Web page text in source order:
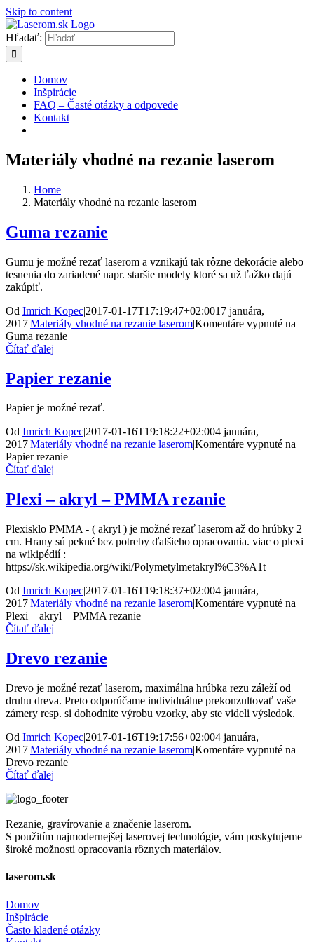
Skip to content
Hľadať:
Domov
Inšpirácie
FAQ – Časté otázky a odpovede
Kontakt
Materiály vhodné na rezanie laserom
Home
Materiály vhodné na rezanie laserom
Guma rezanie
Gumu je možné rezať laserom a vznikajú tak rôzne dekorácie alebo
tesnenia do zariadené napr. staršie modely ktoré sa už ťažko dajú
zakúpiť.
Od Imrich Kopec|2017-01-17T17:19:47+02:0017 januára,
2017|Materiály vhodné na rezanie laserom|Komentáre vypnuté na
Guma rezanie
Čítať ďalej
Papier rezanie
Papier je možné rezať.
Od Imrich Kopec|2017-01-16T19:18:22+02:004 januára,
2017|Materiály vhodné na rezanie laserom|Komentáre vypnuté na
Papier rezanie
Čítať ďalej
Plexi – akryl – PMMA rezanie
Plexisklo PMMA - ( akryl ) je možné rezať laserom až do hrúbky 2
cm. Hrany sú pekné bez potreby ďalšieho opracovania. viac o plexi
na wikipédií :
https://sk.wikipedia.org/wiki/Polymetylmetakryl%C3%A1t
Od Imrich Kopec|2017-01-16T19:18:37+02:004 januára,
2017|Materiály vhodné na rezanie laserom|Komentáre vypnuté na
Plexi – akryl – PMMA rezanie
Čítať ďalej
Drevo rezanie
Drevo je možné rezať laserom, maximálna hrúbka rezu záleží od
druhu dreva. Preto odporúčame individuálne prekonzultovať vaše
zámery resp. si dohodnite výrobu vzorky, aby ste videli výsledok.
Od Imrich Kopec|2017-01-16T19:17:56+02:004 januára,
2017|Materiály vhodné na rezanie laserom|Komentáre vypnuté na
Drevo rezanie
Čítať ďalej
Rezanie, gravírovanie a značenie laserom.
S použitím najmodernejšej laserovej technológie, vám poskytujeme
široké možnosti opracovania rôznych materiálov.
laserom.sk
Domov
Inšpirácie
Často kladené otázky